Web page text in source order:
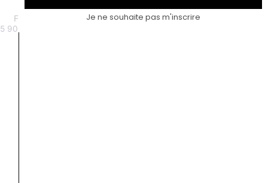
Florentine diamant or blanc
5 900
Florentine saphir
Je ne souhaite pas m'inscrire